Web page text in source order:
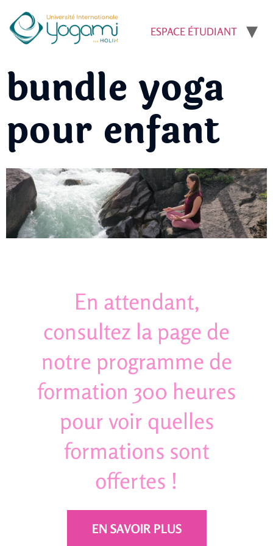
ESPACE ÉTUDIANT
bundle yoga
pour enfant
En attendant,
consultez la page de
notre programme de
formation 300 heures
pour voir quelles
formations sont
offertes !
EN SAVOIR PLUS